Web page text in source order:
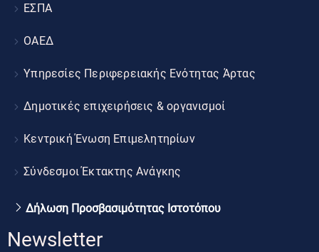
ΕΣΠΑ
ΟΑΕΔ
Υπηρεσίες Περιφερειακής Ενότητας Άρτας
Δημοτικές επιχειρήσεις & οργανισμοί
Κεντρική Ένωση Επιμελητηρίων
Σύνδεσμοι Έκτακτης Ανάγκης
Δήλωση Προσβασιμότητας Ιστοτόπου
Newsletter